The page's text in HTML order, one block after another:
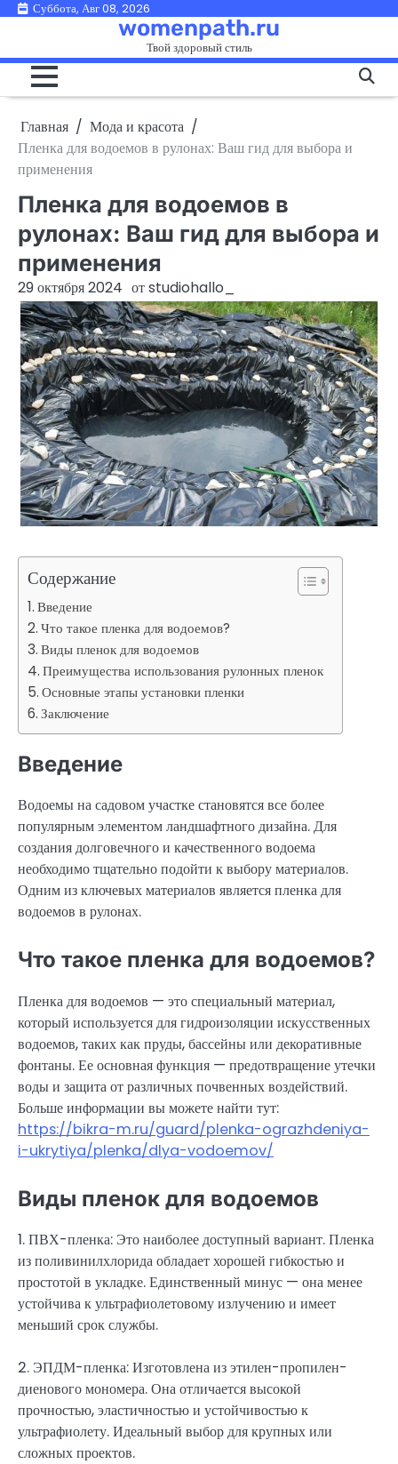
ПерейтиСуббота, Авг 08, 2026
womenpath.ru
Твой здоровый стиль
Главная
Мода и красота
Пленка для водоемов в рулонах: Ваш гид для выбора и
применения
Пленка для водоемов в
рулонах: Ваш гид для выбора и
применения
29 октября 2024 отstudiohallo_
Содержание
Введение
Что такое пленка для водоемов?
Виды пленок для водоемов
Преимущества использования рулонных пленок
Основные этапы установки пленки
Заключение
Введение
Водоемы на садовом участке становятся все более
популярным элементом ландшафтного дизайна. Для
создания долговечного и качественного водоема
необходимо тщательно подойти к выбору материалов.
Одним из ключевых материалов является пленка для
водоемов в рулонах.
Что такое пленка для водоемов?
Пленка для водоемов — это специальный материал,
который используется для гидроизоляции искусственных
водоемов, таких как пруды, бассейны или декоративные
фонтаны. Ее основная функция — предотвращение утечки
воды и защита от различных почвенных воздействий.
Больше информации вы можете найти тут:
https://bikra-m.ru/guard/plenka-ograzhdeniya-
i-ukrytiya/plenka/dlya-vodoemov/
Виды пленок для водоемов
1. ПВХ-пленка: Это наиболее доступный вариант. Пленка
из поливинилхлорида обладает хорошей гибкостью и
простотой в укладке. Единственный минус — она менее
устойчива к ультрафиолетовому излучению и имеет
меньший срок службы.
2. ЭПДМ-пленка: Изготовлена из этилен-пропилен-
диенового мономера. Она отличается высокой
прочностью, эластичностью и устойчивостью к
ультрафиолету. Идеальный выбор для крупных или
сложных проектов.